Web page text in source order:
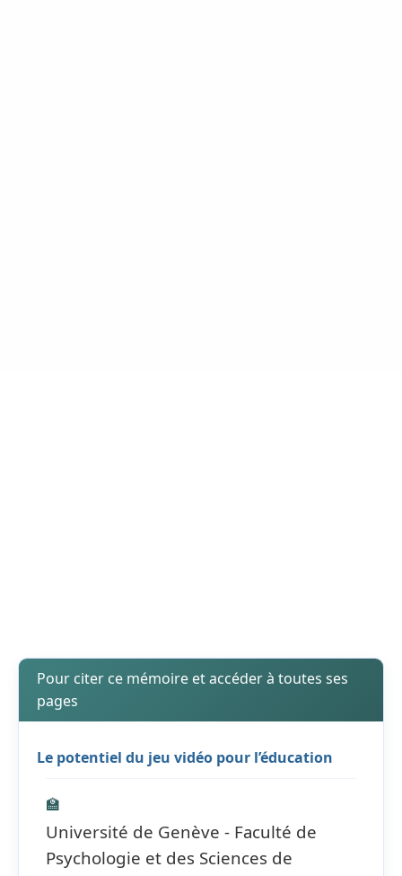
Pour citer ce mémoire et accéder à toutes ses
pages
Le potentiel du jeu vidéo pour l’éducation
🏫
Université de Genève - Faculté de
Psychologie et des Sciences de